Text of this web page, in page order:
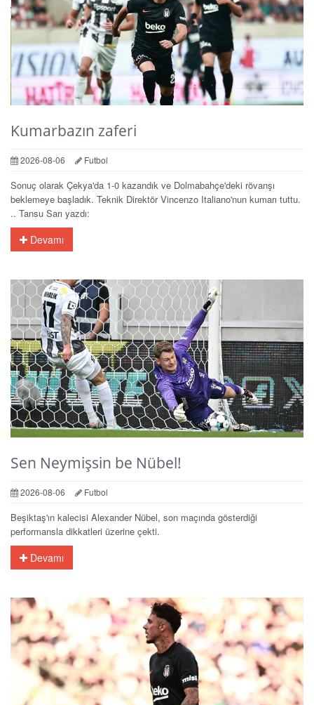
Kumarbazın zaferi
2026-08-06 Futbol
Sonuç olarak Çekya'da 1-0 kazandık ve Dolmabahçe'deki rövanşı
beklemeye başladık. Teknik Direktör Vincenzo Italiano'nun kumarı tuttu.
.. Tansu Sarı yazdı:
Devamı
Sen Neymişsin be Nübel!
2026-08-06 Futbol
Beşiktaş'ın kalecisi Alexander Nübel, son maçında gösterdiği
performansla dikkatleri üzerine çekti.
Devamı